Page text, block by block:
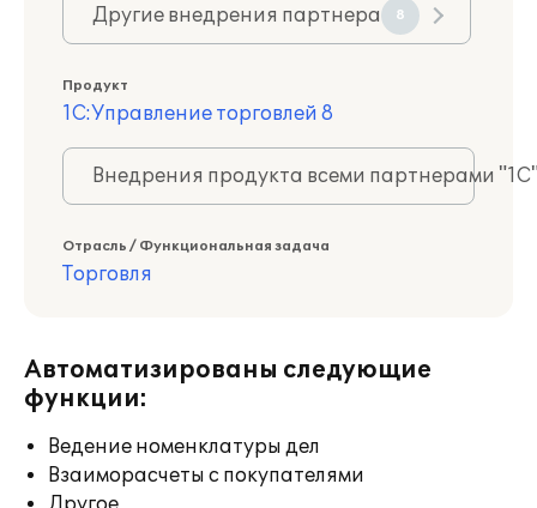
Другие внедрения партнера 8
Продукт
1С:Управление торговлей 8
Внедрения продукта всеми партнерами
Отрасль / Функциональная задача
Торговля
Автоматизированы следующие
функции:
Ведение номенклатуры дел
Взаиморасчеты с покупателями